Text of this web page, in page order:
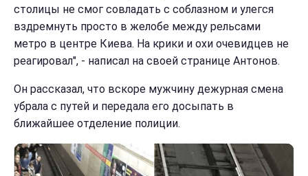
столицы не смог совладать с соблазном и улегся
вздремнуть просто в желобе между рельсами
метро в центре Киева. На крики и охи очевидцев не
реагировал", - написал на своей странице Антонов.
Он рассказал, что вскоре мужчину дежурная смена
убрала с путей и передала его досыпать в
ближайшее отделение полиции.